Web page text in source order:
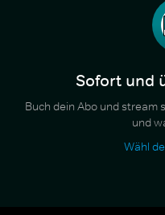
Sofort und
Buch dein Abo und stream
und
Wähl